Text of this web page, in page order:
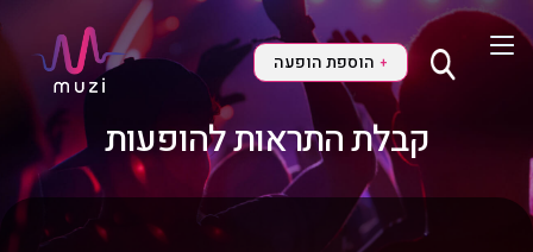
+ הוספת הופעה
קבלת התראות להופעות